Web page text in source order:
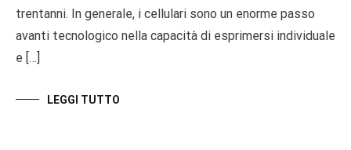
trentanni. In generale, i cellulari sono un enorme passo
avanti tecnologico nella capacità di esprimersi individuale
e […]
LEGGI TUTTO